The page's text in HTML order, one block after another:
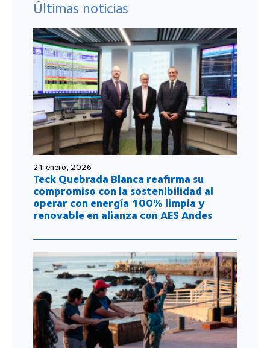
Últimas noticias
21 enero, 2026
Teck Quebrada Blanca reafirma su
compromiso con la sostenibilidad al
operar con energía 100% limpia y
renovable en alianza con AES Andes